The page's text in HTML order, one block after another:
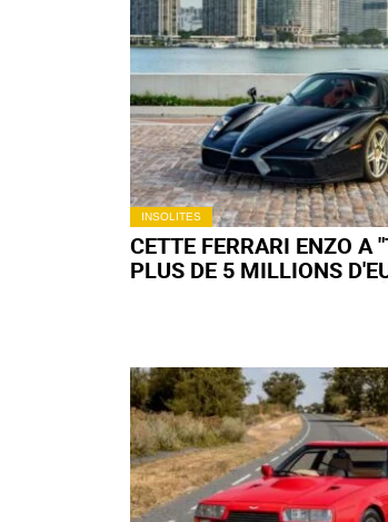
INSOLITES
CETTE FERRARI ENZO A
PLUS DE 5 MILLIONS